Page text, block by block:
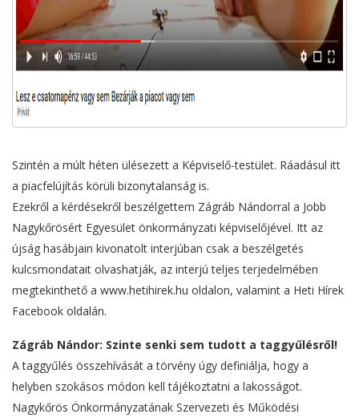
Szintén a múlt héten ülésezett a Képviselő-testület. Ráadásul itt
a piacfelújítás körüli bizonytalanság is.
Ezekről a kérdésekről beszélgettem Zágráb Nándorral a Jobb
Nagykőrösért Egyesület önkormányzati képviselőjével. Itt az
újság hasábjain kivonatolt interjúban csak a beszélgetés
kulcsmondatait olvashatják, az interjú teljes terjedelmében
megtekinthető a www.hetihirek.hu oldalon, valamint a Heti Hírek
Facebook oldalán.
Zágráb Nándor: Szinte senki sem tudott a taggyűlésről!
A taggyűlés összehívását a törvény úgy definiálja, hogy a
helyben szokásos módon kell tájékoztatni a lakosságot.
Nagykőrös Önkormányzatának Szervezeti és Működési